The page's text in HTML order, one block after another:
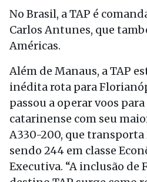
No Brasil, a TAP é
Carlos Antunes, que
Américas.
Além de Manaus, a TAP
inédita rota para
passou a operar voos
catarinense com seu
A330-200, que transporta
sendo 244 em classe
Executiva. “A inclusão de